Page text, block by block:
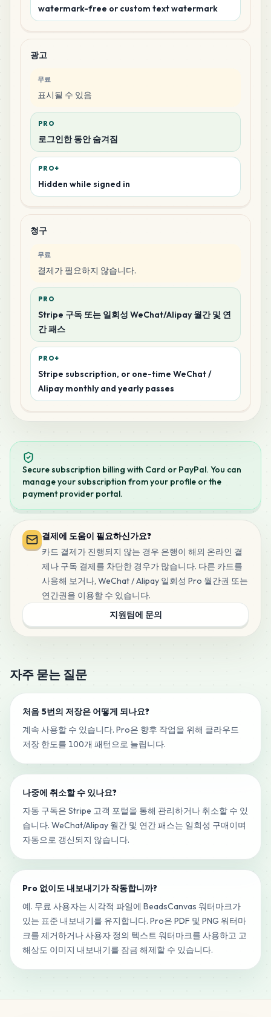
watermark-free or custom text watermark
광고
무료
표시될 수 있음
PRO
로그인한 동안 숨겨짐
PRO+
Hidden while signed in
청구
무료
결제가 필요하지 않습니다.
PRO
Stripe 구독 또는 일회성 WeChat/Alipay 월간 및 연
간 패스
PRO+
Stripe subscription, or one-time WeChat /
Alipay monthly and yearly passes
Secure subscription billing with Card or PayPal. You can
manage your subscription from your profile or the
payment provider portal.
결제에 도움이 필요하신가요?
카드 결제가 진행되지 않는 경우 은행이 해외 온라인 결
제나 구독 결제를 차단한 경우가 많습니다. 다른 카드를
사용해 보거나, WeChat / Alipay 일회성 Pro 월간권 또는
연간권을 이용할 수 있습니다.
지원팀에 문의
자주 묻는 질문
처음 5번의 저장은 어떻게 되나요?
계속 사용할 수 있습니다. Pro은 향후 작업을 위해 클라우드
저장 한도를 100개 패턴으로 늘립니다.
나중에 취소할 수 있나요?
자동 구독은 Stripe 고객 포털을 통해 관리하거나 취소할 수 있
습니다. WeChat/Alipay 월간 및 연간 패스는 일회성 구매이며
자동으로 갱신되지 않습니다.
Pro 없이도 내보내기가 작동합니까?
예. 무료 사용자는 시각적 파일에 BeadsCanvas 워터마크가
있는 표준 내보내기를 유지합니다. Pro은 PDF 및 PNG 워터마
크를 제거하거나 사용자 정의 텍스트 워터마크를 사용하고 고
해상도 이미지 내보내기를 잠금 해제할 수 있습니다.